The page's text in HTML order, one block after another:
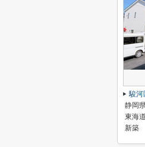
駿
静岡
東海
新築